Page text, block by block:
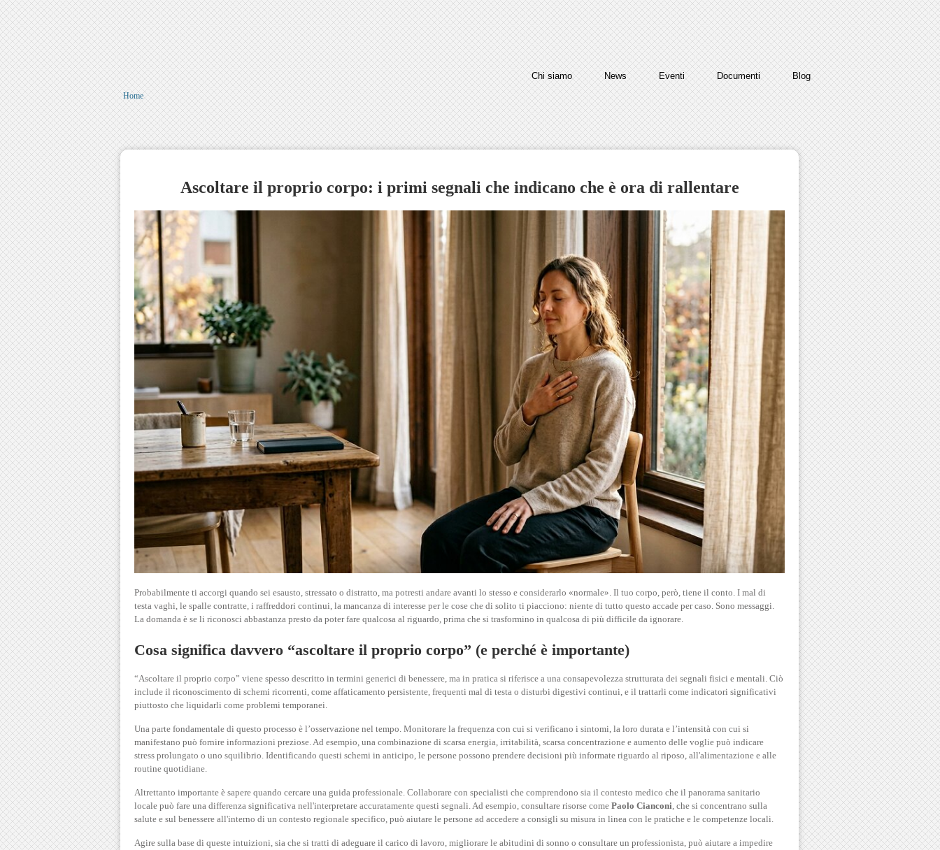
Chi siamo News Eventi Documenti Blog
Home
Ascoltare il proprio corpo: i primi segnali che indicano che è ora di rallentare
Probabilmente ti accorgi quando sei esausto, stressato o distratto, ma potresti andare avanti lo stesso e considerarlo «normale». Il tuo corpo, però, tiene il conto. I mal di
testa vaghi, le spalle contratte, i raffreddori continui, la mancanza di interesse per le cose che di solito ti piacciono: niente di tutto questo accade per caso. Sono messaggi.
La domanda è se li riconosci abbastanza presto da poter fare qualcosa al riguardo, prima che si trasformino in qualcosa di più difficile da ignorare.
Cosa significa davvero “ascoltare il proprio corpo” (e perché è importante)
“Ascoltare il proprio corpo” viene spesso descritto in termini generici di benessere, ma in pratica si riferisce a una consapevolezza strutturata dei segnali fisici e mentali. Ciò
include il riconoscimento di schemi ricorrenti, come affaticamento persistente, frequenti mal di testa o disturbi digestivi continui, e il trattarli come indicatori significativi
piuttosto che liquidarli come problemi temporanei.
Una parte fondamentale di questo processo è l’osservazione nel tempo. Monitorare la frequenza con cui si verificano i sintomi, la loro durata e l’intensità con cui si
manifestano può fornire informazioni preziose. Ad esempio, una combinazione di scarsa energia, irritabilità, scarsa concentrazione e aumento delle voglie può indicare
stress prolungato o uno squilibrio. Identificando questi schemi in anticipo, le persone possono prendere decisioni più informate riguardo al riposo, all'alimentazione e alle
routine quotidiane.
Altrettanto importante è sapere quando cercare una guida professionale. Collaborare con specialisti che comprendono sia il contesto medico che il panorama sanitario
locale può fare una differenza significativa nell'interpretare accuratamente questi segnali. Ad esempio, consultare risorse come Paolo Cianconi, che si concentrano sulla
salute e sul benessere all'interno di un contesto regionale specifico, può aiutare le persone ad accedere a consigli su misura in linea con le pratiche e le competenze locali.
Agire sulla base di queste intuizioni, sia che si tratti di adeguare il carico di lavoro, migliorare le abitudini di sonno o consultare un professionista, può aiutare a impedire